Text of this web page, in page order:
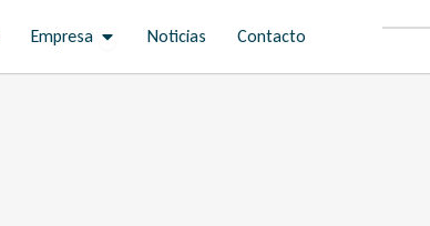
Empresa Open Empresa
Noticias Contacto